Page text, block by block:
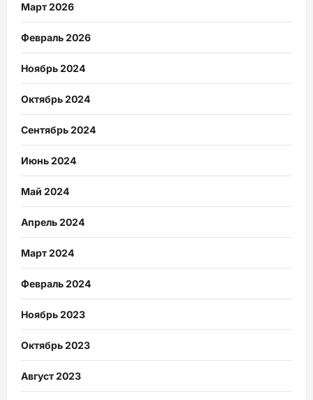
Март 2026
Февраль 2026
Ноябрь 2024
Октябрь 2024
Сентябрь 2024
Июнь 2024
Май 2024
Апрель 2024
Март 2024
Февраль 2024
Ноябрь 2023
Октябрь 2023
Август 2023